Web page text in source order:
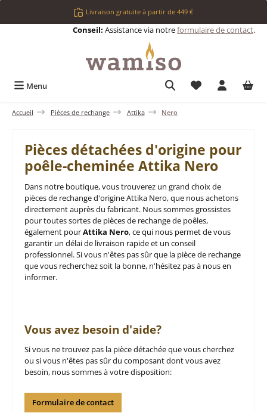
Passer au contenu principalLivraison gratuite à partir de 449 €
Conseil: Assistance via notreformulaire de contact.
Menu Vous avez 0
Accueil Pièces de rechange Attika Nero
Pièces détachées d'origine pour
poêle-cheminée Attika Nero
Dans notre boutique, vous trouverez un grand choix de
pièces de rechange d'origine Attika Nero, que nous achetons
directement auprès du fabricant. Nous sommes grossistes
pour toutes sortes de pièces de rechange de poêles,
également pourAttika Nero, ce qui nous permet de vous
garantir un délai de livraison rapide et un conseil
professionnel. Si vous n'êtes pas sûr que la pièce de rechange
que vous recherchez soit la bonne, n'hésitez pas à nous en
informer.
Vous avez besoin d'aide?
Si vous ne trouvez pas la pièce détachée que vous cherchez
ou si vous n'êtes pas sûr du composant dont vous avez
besoin, nous sommes à votre disposition:
Formulaire de contact